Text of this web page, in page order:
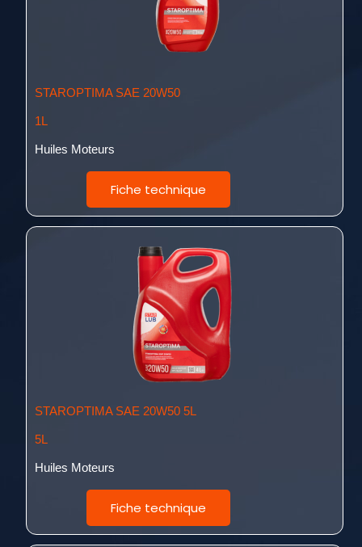
STAROPTIMA SAE 20W50
1L
Huiles Moteurs
Fiche technique
STAROPTIMA SAE 20W50 5L
5L
Huiles Moteurs
Fiche technique